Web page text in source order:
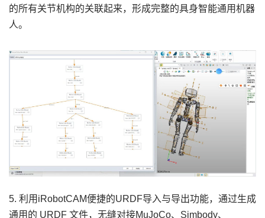
的所有关节机构的关联起来，形成完整的具身智能通用机器
人。
5. 利用iRobotCAM便捷的URDF导入与导出功能，通过生成
通用的 URDF 文件，无缝对接MuJoCo、Simbody、